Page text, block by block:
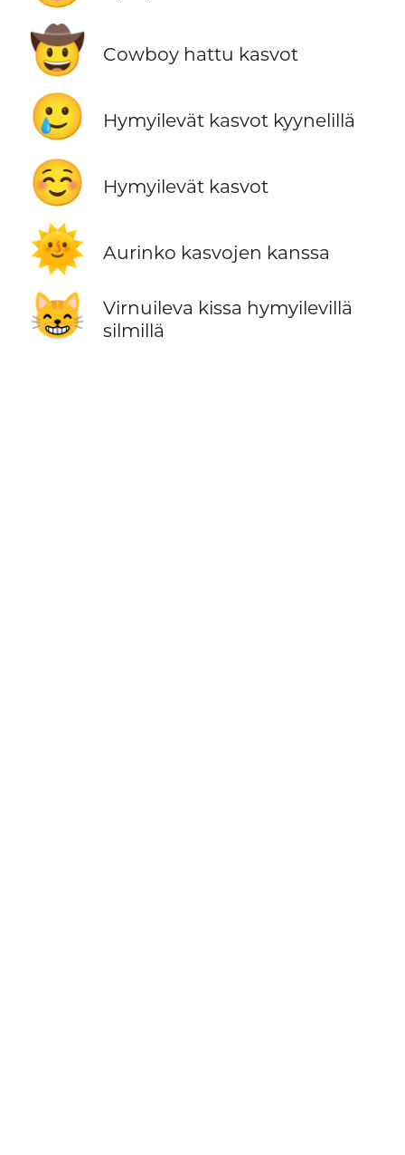
🤠 Cowboy hattu kasvot
🥲 Hymyilevät kasvot kyynelillä
☺️ Hymyilevät kasvot
🌞 Aurinko kasvojen kanssa
😸
Virnuileva kissa hymyilevillä
silmillä